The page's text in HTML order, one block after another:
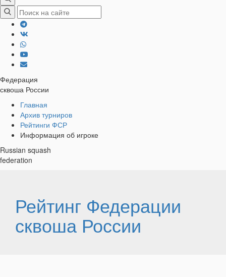
Федерация
сквоша России
Хлебные
крошки
Главная
Архив турниров
Рейтинги ФСР
Информация об игроке
Russian squash
federation
Рейтинг Федерации
сквоша России